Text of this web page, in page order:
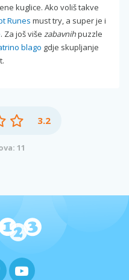
kuglice. Ako voliš takve
Runes must try, a super je i
. Za još više zabavnihpuzzle
blago gdje skupljanje
3.2
11